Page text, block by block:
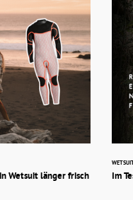
Wetsuit länger frisch Im